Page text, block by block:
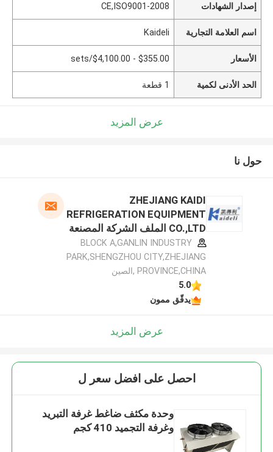
إصدار الشهادات CE,ISO9001-2008
اسم العلامة التجارية Kaideli
الأسعار $355.00 - $4,100.00/sets
الحد الأدنى لكمية 1 قطعة
عرض المزيد
حول نا
ZHEJIANG KAIDI
REFRIGERATION EQUIPMENT
CO.,LTD الملف الشركة المصنعة
BLOCK A,GANLIN INDUSTRY
PARK,SHENGZHOU CITY,ZHEJIANG
PROVINCE,CHINA ,الصين
5.0
يدقّق ممون
عرض المزيد
احصل على افضل سعر ل
وحدة مكثف ضاغط غرفة التبريد
وغرفة التجميد 410 كجم